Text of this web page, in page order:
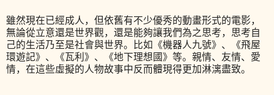
雖然現在已經成人，但依舊有不少優秀的動畫形式的電影，
無論從立意還是世界觀，還是能夠讓我們為之思考，思考自
己的生活乃至是社會與世界。比如《機器人九號》、《飛屋
環遊記》、《瓦利》、《地下理想國》等。親情、友情、愛
情，在這些虛擬的人物故事中反而體現得更加淋漓盡致。